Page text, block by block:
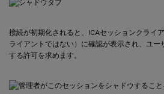
接続が初期化されると、ICAセッションクライ
ライアントではない）に確認が表示され、ユー
する許可を求めます。